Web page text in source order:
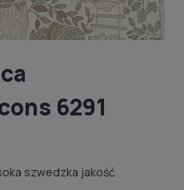
6291
szwedzka jakość